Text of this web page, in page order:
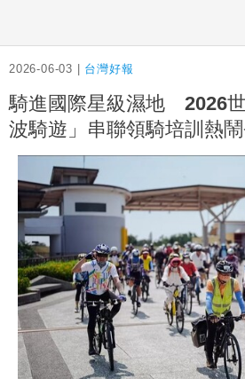
2026-06-03 | 台灣好報
騎進國際星級濕地 2026
波騎遊」串聯領騎培訓熱